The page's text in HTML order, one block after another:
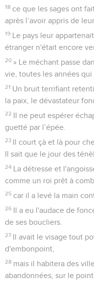
18 ce que les sages ont
après l’avoir appris de
19 Le pays leur
étranger n'était encore
20 » Le méchant passe
vie, toutes les années qui
21 Un bruit terrifiant
la paix, le dévastateur
22 Il ne peut espérer
guetté par l’épée.
23 Il court çà et là pour
Il sait que le jour des
24 La détresse et
comme un roi prêt à
25 car il a levé la main
26 Il a eu l'audace de
de ses boucliers.
27 Il avait le visage tout
d'embonpoint,
28 mais il habitera des
abandonnées, sur le